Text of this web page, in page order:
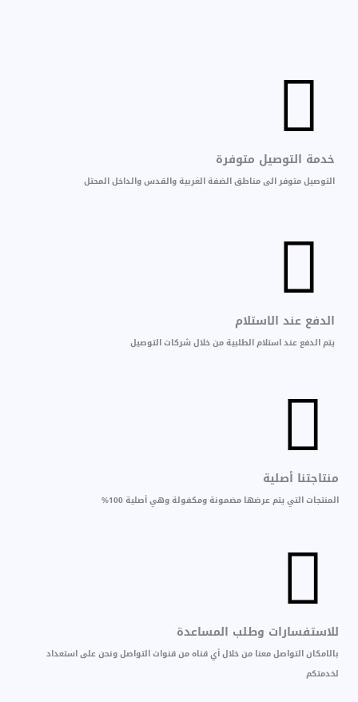
خدمة التوصيل متوفرة
التوصيل متوفر الى مناطق الضفة الغربية والقدس والداخل المحتل
الدفع عند الاستلام
يتم الدفع عند استلام الطلبية من خلال شركات التوصيل
منتاجتنا أصلية
المنتجات التي يتم عرضها مضمونة ومكفولة وهي أصلية 100%
للاستفسارات وطلب المساعدة
بالامكان التواصل معنا من خلال أي قناه من قنوات التواصل ونحن على استعداد
لخدمتكم